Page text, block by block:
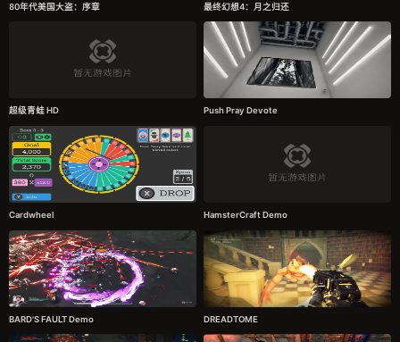
80年代美国大盗：序章 最终幻想4：月之归还
超级青蛙 HD Push Pray Devote
Cardwheel HamsterCraft Demo
BARD'S FAULT Demo DREADTOME